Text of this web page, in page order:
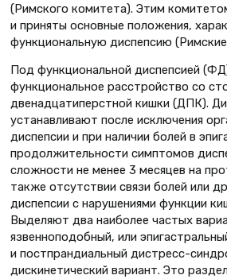
(Римского комитета). Этим
и приняты основные положения,
функциональную диспепсию
Под функциональной диспепсией
функциональное расстройство со
двенадцатиперстной кишки (ДПК).
устанавливают после исключения
диспепсии и при наличии болей в
продолжительности симптомов
сложности не менее 3 месяцев на
также отсутствии связи болей или
диспепсии с нарушениями функции
Выделяют два наиболее частых
язвенноподобный, или
и постпрандиальный дистресс-
дискинетический вариант. Это